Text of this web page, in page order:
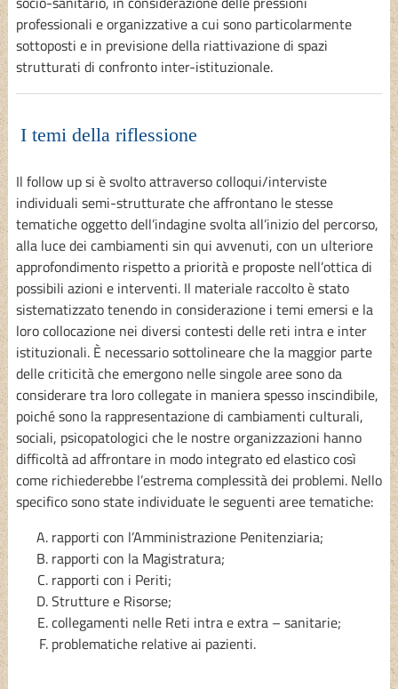
professionali e organizzative a cui sono particolarmente
sottoposti e in previsione della riattivazione di spazi
strutturati di confronto inter-istituzionale.
I temi della riflessione
Il follow up si è svolto attraverso colloqui/interviste
individuali semi-strutturate che affrontano le stesse
tematiche oggetto dell’indagine svolta all’inizio del percorso,
alla luce dei cambiamenti sin qui avvenuti, con un ulteriore
approfondimento rispetto a priorità e proposte nell’ottica di
possibili azioni e interventi. Il materiale raccolto è stato
sistematizzato tenendo in considerazione i temi emersi e la
loro collocazione nei diversi contesti delle reti intra e inter
istituzionali. È necessario sottolineare che la maggior parte
delle criticità che emergono nelle singole aree sono da
considerare tra loro collegate in maniera spesso inscindibile,
poiché sono la rappresentazione di cambiamenti culturali,
sociali, psicopatologici che le nostre organizzazioni hanno
difficoltà ad affrontare in modo integrato ed elastico così
come richiederebbe l’estrema complessità dei problemi. Nello
specifico sono state individuate le seguenti aree tematiche:
rapporti con l’Amministrazione Penitenziaria;
rapporti con la Magistratura;
rapporti con i Periti;
Strutture e Risorse;
collegamenti nelle Reti intra e extra – sanitarie;
problematiche relative ai pazienti.